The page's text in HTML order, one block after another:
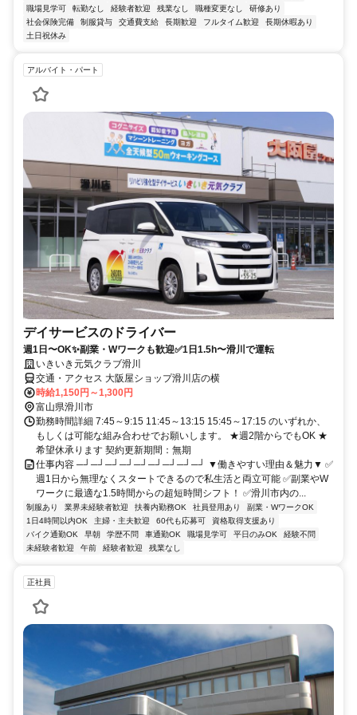
職場見学可
転勤なし 経験者歓迎 残業なし 職種変更なし
研修あり
社会保険完備
制服貸与 交通費支給 長期歓迎 フルタイム歓迎
長期休暇あり
土日祝休み
アルバイト・パート
デイサービスのドライバー
週1日〜OK✨副業・Wワークも歓迎✅1日1.5h〜滑川で運転
いきいき元気クラブ滑川
交通・アクセス 大阪屋ショップ滑川店の横
時給1,150円～1,300円
富山県滑川市
勤務時間詳細 7:45～9:15 11:45～13:15 15:45～17:15 のいずれか、
もしくは可能な組み合わせでお願いします。 ★週2階からでもOK ★
希望休承ります 契約更新期間：無期
仕事内容 ─┘─┘─┘─┘─┘─┘─┘─┘─┘ ▼働きやすい理由＆魅力▼ ✅
週1日から無理なくスタートできるので私生活と両立可能 ✅副業やW
ワークに最適な1.5時間からの超短時間シフト！ ✅滑川市内の...
制服あり 業界未経験者歓迎 扶養内勤務OK 社員登用あり
副業・WワークOK
1日4時間以内OK
主婦・主夫歓迎 60代も応募可
資格取得支援あり
バイク通勤OK
早朝 学歴不問 車通勤OK 職場見学可 平日のみOK
経験不問
未経験者歓迎
午前 経験者歓迎 残業なし
正社員